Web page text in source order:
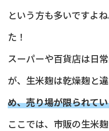
という方も多いですよ
た！
スーパーや百貨店は日
が、生米麹は乾燥麹と
め、売り場が限られて
ここでは、市販の生米